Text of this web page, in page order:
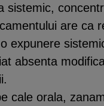
sistemic,
are ca
expunere
absenta
cale orala,